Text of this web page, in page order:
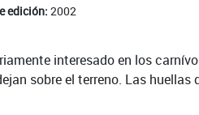
edición: 2002
interesado en los
sobre el terreno. Las